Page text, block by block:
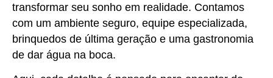
transformar seu sonho em realidade. Contamos
com um ambiente seguro, equipe especializada,
brinquedos de última geração e uma gastronomia
de dar água na boca.